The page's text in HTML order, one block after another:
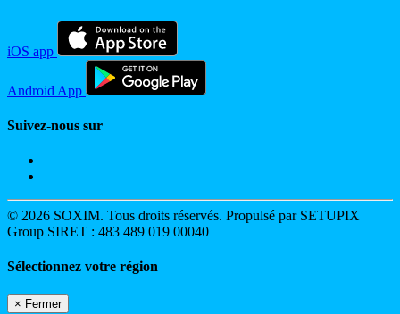
iOS app
Android App
Suivez-nous sur
© 2026 SOXIM. Tous droits réservés. Propulsé par SETUPIX
Group SIRET : 483 489 019 00040
Sélectionnez votre région
× Fermer